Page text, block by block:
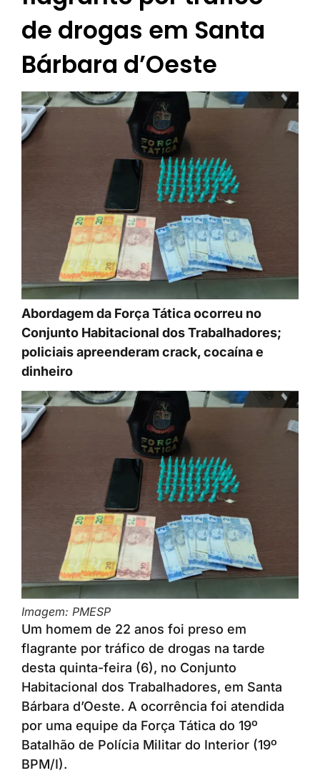
de drogas em Santa
Bárbara d’Oeste
Abordagem da Força Tática ocorreu no
Conjunto Habitacional dos Trabalhadores;
policiais apreenderam crack, cocaína e
dinheiro
Imagem: PMESP
Um homem de 22 anos foi preso em
flagrante por tráfico de drogas na tarde
desta quinta-feira (6), no Conjunto
Habitacional dos Trabalhadores, em Santa
Bárbara d’Oeste. A ocorrência foi atendida
por uma equipe da Força Tática do 19º
Batalhão de Polícia Militar do Interior (19º
BPM/I).